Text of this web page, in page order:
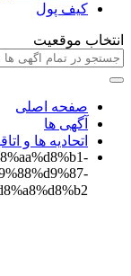
کیف پول
موقعیت
صفحه اصلی
آگهی ها
اتحادیه ها و اتاقها